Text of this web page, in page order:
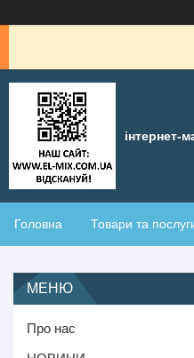
інтернет-
Головна Товари та
Про нас